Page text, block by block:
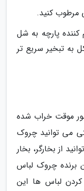
مرطوب کنید.
کننده پارچه به شل
به تبخیر سریع تر
طور موقت خراب شده
می توانید چروک
از بخارگر، بخار
برنده چروک لباس
لباس ها این